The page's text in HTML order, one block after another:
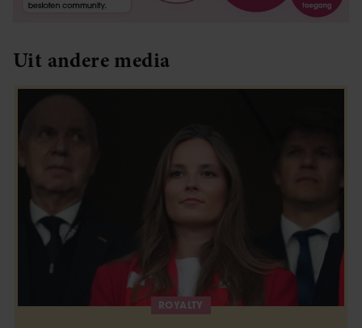
Uit andere media
ROYALTY